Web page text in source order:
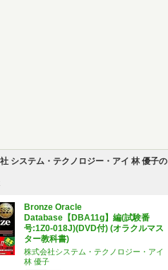
システム・テクノロジー・アイ 林 優子の
Bronze Oracle
Database【DBA11g】編(試験番
号:1Z0-018J)(DVD付) (オラクルマス
ター教科書)
株式会社システム・テクノロジー・アイ
林 優子